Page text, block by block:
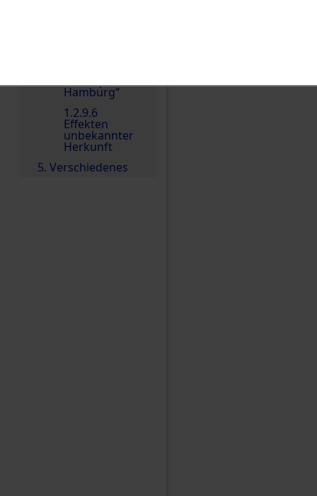
Hamburg“
1.2.9.6
Effekten
unbekannter
Herkunft
5. Verschiedenes